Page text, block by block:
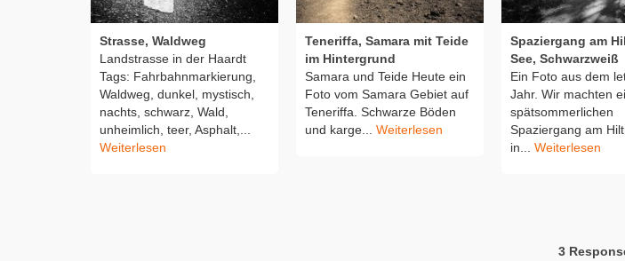
Strasse, Waldweg
Landstrasse in der Haardt
Tags: Fahrbahnmarkierung,
Waldweg, dunkel, mystisch,
nachts, schwarz, Wald,
unheimlich, teer, Asphalt,...
Weiterlesen
Teneriffa, Samara mit Teide
im Hintergrund
Samara und Teide Heute ein
Foto vom Samara Gebiet auf
Teneriffa. Schwarze Böden
und karge... Weiterlesen
Spaziergang am
See, Schwarzweiß
Ein Foto aus dem
Jahr. Wir machten
spätsommerlichen
Spaziergang am
in... Weiterlesen
3